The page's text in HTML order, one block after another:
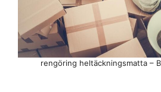
rengöring heltäckningsmatta –